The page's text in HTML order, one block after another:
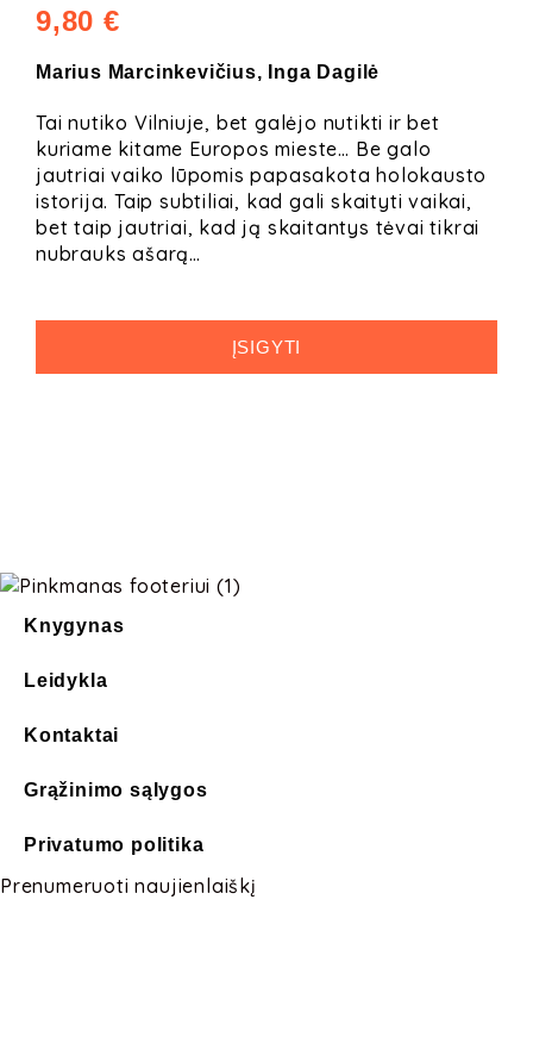
9,80 €
Marius Marcinkevičius, Inga Dagilė
Tai nutiko Vilniuje, bet galėjo nutikti ir bet
kuriame kitame Europos mieste… Be galo
jautriai vaiko lūpomis papasakota holokausto
istorija. Taip subtiliai, kad gali skaityti vaikai,
bet taip jautriai, kad ją skaitantys tėvai tikrai
nubrauks ašarą…
ĮSIGYTI
Knygynas
Leidykla
Kontaktai
Grąžinimo sąlygos
Privatumo politika
Prenumeruoti naujienlaiškį